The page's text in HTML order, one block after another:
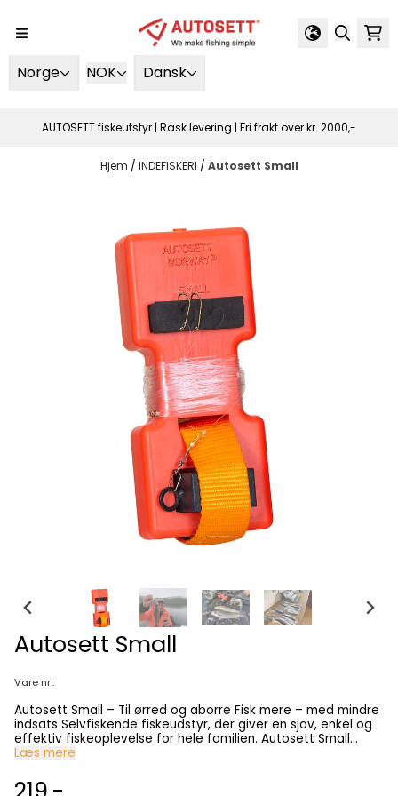
Norge NOK Dansk
AUTOSETT fiskeutstyr | Rask levering | Fri frakt over kr. 2000,-
Hjem / INDEFISKERI / Autosett Small
Autosett Small
Vare nr.:
Autosett Small – Til ørred og aborre Fisk mere – med mindre
indsats Selvfiskende fiskeudstyr, der giver en sjov, enkel og
effektiv fiskeoplevelse for hele familien. Autosett Small
fisker automatisk uden konstant opsyn og giver mere fangst
begyndere og erfarne lystfiskere. Derfor vælger kunder
Læs mere